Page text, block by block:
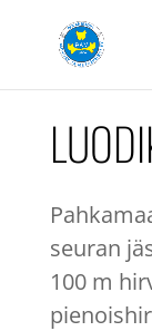
seuran
100 m